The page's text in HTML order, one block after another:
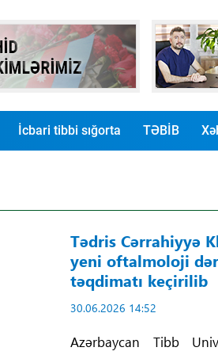
İcbari tibbi sığorta TƏBİB
Tədris Cərrahiyyə
yeni oftalmoloji
təqdimatı keçirilib
30.06.2026 14:52
Azərbaycan Tibb